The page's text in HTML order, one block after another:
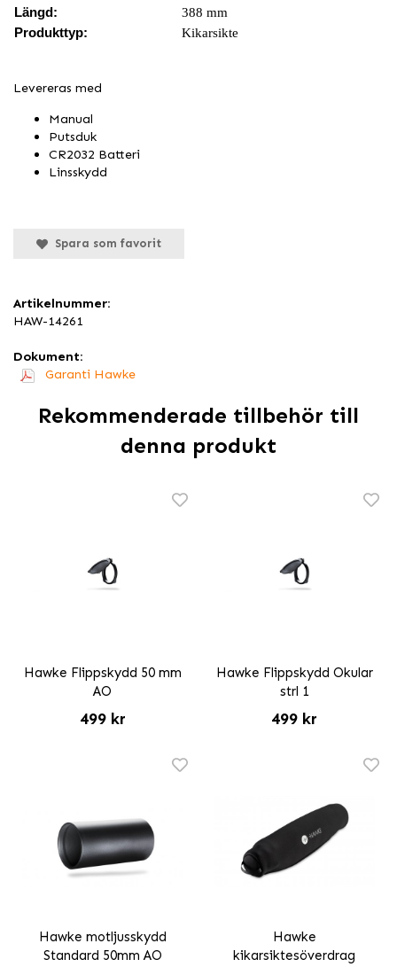
Längd:
388 mm
Produkttyp:
Kikarsikte
Levereras med
Manual
Putsduk
CR2032 Batteri
Linsskydd
Spara som favorit
Artikelnummer:
HAW-14261
Dokument:
Garanti Hawke
Rekommenderade tillbehör till
denna produkt
Hawke Flippskydd 50 mm
AO
499 kr
Hawke Flippskydd Okular
strl 1
499 kr
Hawke motljusskydd
Standard 50mm AO
Hawke
kikarsiktesöverdrag